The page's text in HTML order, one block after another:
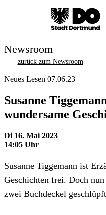
Newsroom
zurück zum Newsroom
Neues Lesen 07.06.23
Susanne
wundersame
Di 16. Mai 2023
14:05 Uhr
Susanne Tiggemann ist
Geschichten frei. Doch
zwei Buchdeckel